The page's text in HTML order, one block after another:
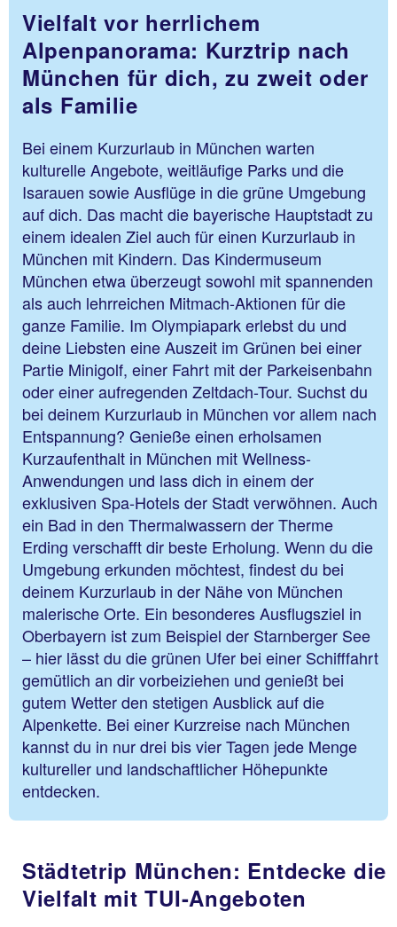
Vielfalt vor herrlichem
Alpenpanorama: Kurztrip nach
München für dich, zu zweit oder
als Familie
Bei einem Kurzurlaub in München warten
kulturelle Angebote, weitläufige Parks und die
Isarauen sowie Ausflüge in die grüne Umgebung
auf dich. Das macht die bayerische Hauptstadt zu
einem idealen Ziel auch für einen Kurzurlaub in
München mit Kindern. Das Kindermuseum
München etwa überzeugt sowohl mit spannenden
als auch lehrreichen Mitmach-Aktionen für die
ganze Familie. Im Olympiapark erlebst du und
deine Liebsten eine Auszeit im Grünen bei einer
Partie Minigolf, einer Fahrt mit der Parkeisenbahn
oder einer aufregenden Zeltdach-Tour. Suchst du
bei deinem Kurzurlaub in München vor allem nach
Entspannung? Genieße einen erholsamen
Kurzaufenthalt in München mit Wellness-
Anwendungen und lass dich in einem der
exklusiven Spa-Hotels der Stadt verwöhnen. Auch
ein Bad in den Thermalwassern der Therme
Erding verschafft dir beste Erholung. Wenn du die
Umgebung erkunden möchtest, findest du bei
deinem Kurzurlaub in der Nähe von München
malerische Orte. Ein besonderes Ausflugsziel in
Oberbayern ist zum Beispiel der Starnberger See
– hier lässt du die grünen Ufer bei einer Schifffahrt
gemütlich an dir vorbeiziehen und genießt bei
gutem Wetter den stetigen Ausblick auf die
Alpenkette. Bei einer Kurzreise nach München
kannst du in nur drei bis vier Tagen jede Menge
kultureller und landschaftlicher Höhepunkte
entdecken.
Städtetrip München: Entdecke die
Vielfalt mit TUI-Angeboten